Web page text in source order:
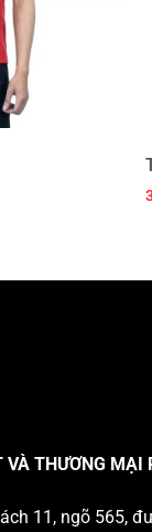
THƯƠNG MẠI
11, ngõ 565,